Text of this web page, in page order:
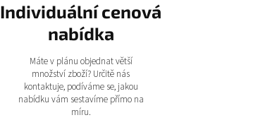
Individuální cenová
nabídka
Máte v plánu objednat větší
množství zboží? Určitě nás
kontaktuje, podíváme se, jakou
nabídku vám sestavíme přímo na
míru.